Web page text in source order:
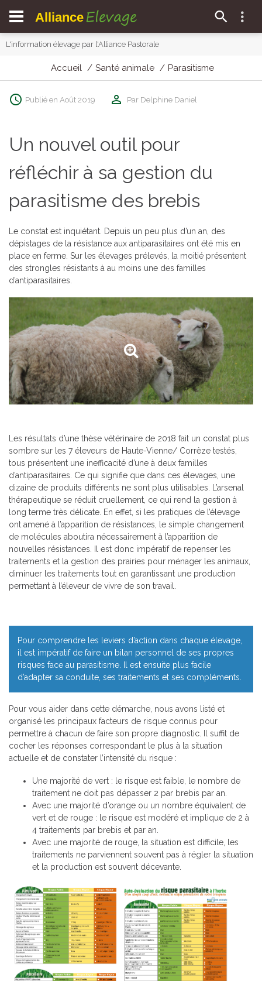
Alliance Elevage
L'information élevage par l'Alliance Pastorale
Accueil Santé animale Parasitisme
Publié en Août 2019 Par Delphine Daniel
Un nouvel outil pour
réfléchir à sa gestion du
parasitisme des brebis
Le constat est inquiétant. Depuis un peu plus d’un an, des
dépistages de la résistance aux antiparasitaires ont été mis en
place en ferme. Sur les élevages prélevés, la moitié présentent
des strongles résistants à au moins une des familles
d’antiparasitaires.
Les résultats d’une thèse vétérinaire de 2018 fait un constat plus
sombre sur les 7 éleveurs de Haute-Vienne/ Corrèze testés,
tous présentent une inefficacité d’une à deux familles
d’antiparasitaires. Ce qui signifie que dans ces élevages, une
dizaine de produits différents ne sont plus utilisables. L’arsenal
thérapeutique se réduit cruellement, ce qui rend la gestion à
long terme très délicate. En effet, si les pratiques de l’élevage
ont amené à l’apparition de résistances, le simple changement
de molécules aboutira nécessairement à l’apparition de
nouvelles résistances. Il est donc impératif de repenser les
traitements et la gestion des prairies pour ménager les animaux,
diminuer les traitements tout en garantissant une production
permettant à l’éleveur de vivre de son travail.
Pour comprendre les leviers d’action dans chaque élevage,
il est impératif de faire un bilan personnel de ses propres
risques face au parasitisme. Il est ensuite plus facile
d’adapter sa conduite, ses traitements et ses compléments.
Pour vous aider dans cette démarche, nous avons listé et
organisé les principaux facteurs de risque connus pour
permettre à chacun de faire son propre diagnostic. Il suffit de
cocher les réponses correspondant le plus à la situation
actuelle et de constater l’intensité du risque :
Une majorité de vert : le risque est faible, le nombre de
traitement ne doit pas dépasser 2 par brebis par an.
Avec une majorité d’orange ou un nombre équivalent de
vert et de rouge : le risque est modéré et implique de 2 à
4 traitements par brebis et par an.
Avec une majorité de rouge, la situation est difficile, les
traitements ne parviennent souvent pas à régler la situation
et la production est souvent décevante.